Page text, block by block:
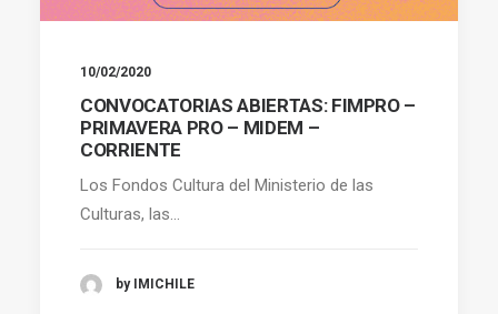
10/02/2020
CONVOCATORIAS ABIERTAS: FIMPRO –
PRIMAVERA PRO – MIDEM –
CORRIENTE
Los Fondos Cultura del Ministerio de las
Culturas, las…
by IMICHILE